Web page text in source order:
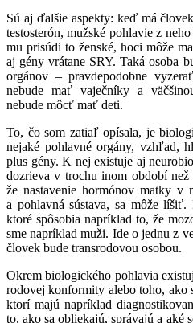
Sú aj ďalšie aspekty: keď má
testosterón, mužské pohlavie z
mu prisúdi to ženské, hoci môže
aj gény vrátane SRY. Taká osoba
orgánov – pravdepodobne
nebude mať vaječníky a
nebude môcť mať deti.
To, čo som zatiaľ opísala, je
nejaké pohlavné orgány, vzhľad,
plus gény. K nej existuje aj
dozrieva v trochu inom období než
že nastavenie hormónov matky v
a pohlavná sústava, sa môže
ktoré spôsobia napríklad to, že
sme napríklad muži. Ide o jednu z
človek bude transrodovou osobou.
Okrem biologického pohlavia
rodovej konformity alebo toho, ako
ktorí majú napríklad
to, ako sa obliekajú, správajú a aké